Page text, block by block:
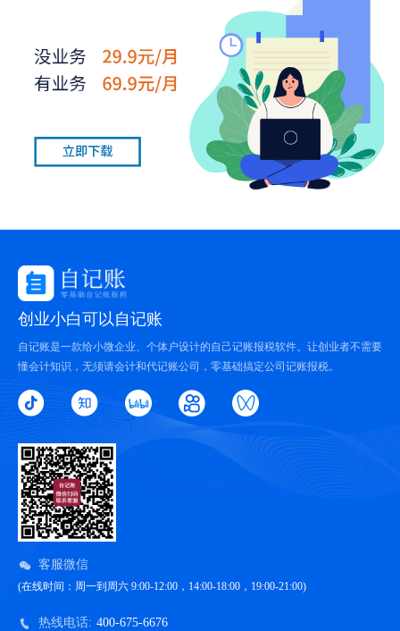
创业小白可以自记账
自记账是一款给小微企业、个体户设计的自己记账报税软件。让创业者不需要
懂会计知识，无须请会计和代记账公司，零基础搞定公司记账报税。
客服微信
(在线时间：周一到周六 9:00-12:00，14:00-18:00，19:00-21:00)
热线电话: 400-675-6676